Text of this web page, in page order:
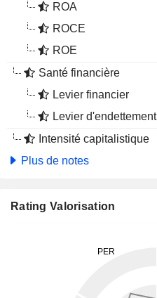
ROA
ROCE
ROE
Santé financière
Levier financier
Levier d'endettement
Intensité capitalistique
Plus de notes
Rating Valorisation